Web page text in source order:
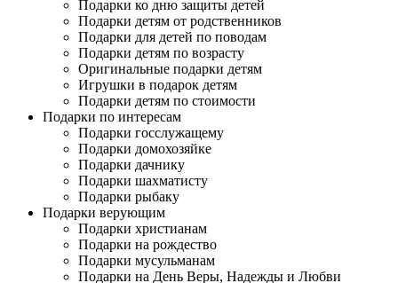
Подарки ко дню защиты детей
Подарки детям от родственников
Подарки для детей по поводам
Подарки детям по возрасту
Оригинальные подарки детям
Игрушки в подарок детям
Подарки детям по стоимости
Подарки по интересам
Подарки госслужащему
Подарки домохозяйке
Подарки дачнику
Подарки шахматисту
Подарки рыбаку
Подарки верующим
Подарки христианам
Подарки на рождество
Подарки мусульманам
Подарки на День Веры, Надежды и Любви